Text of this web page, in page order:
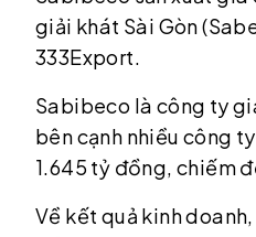
giải khát Sài Gòn
333Export.
Sabibeco là công ty
bên cạnh nhiều công
1.645 tỷ đồng, chiếm
Về kết quả kinh